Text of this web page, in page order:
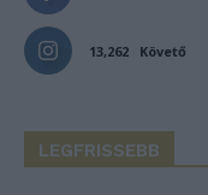
13,262 Követő
LEGFRISSEBB